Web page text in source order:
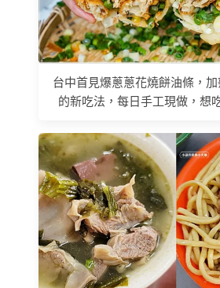
台中首見爆蔥蔥花燒餅油條，
的新吃法，每日手工現做，想